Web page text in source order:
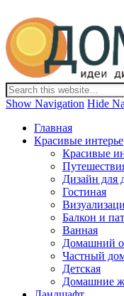
Дом-Цветник
Дизайн интерьера и
Идеи со всего мира.
Show Navigation Hide
Главная
Красивые
Красивые
Дизайн для
Гостиная
Балкон и
Ванная
Домашний
Частный
Детская
Домашние